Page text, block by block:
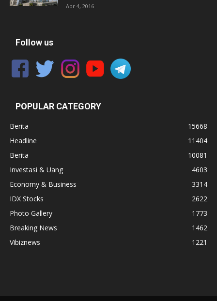
Apr 4, 2016
Follow us
POPULAR CATEGORY
Berita
15668
Headline
11404
Berita
10081
Investasi & Uang
4603
Economy & Business
3314
IDX Stocks
2622
Photo Gallery
1773
Breaking News
1462
Vibiznews
1221